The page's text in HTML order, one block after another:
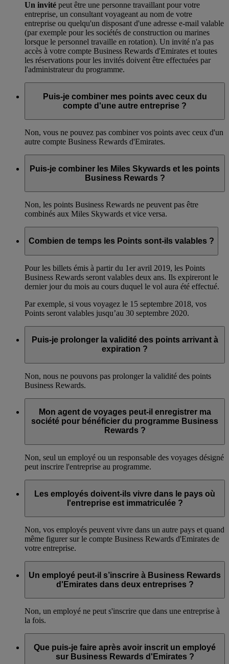
Un invité peut être une personne travaillant pour votre
entreprise, un consultant voyageant au nom de votre
entreprise ou quelqu'un disposant d'une adresse e-mail valable
(par exemple pour les sociétés de construction ou marines
lorsque le personnel travaille en rotation). Un invité n'a pas
accès à votre compte Business Rewards d'Emirates et toutes
les réservations pour les invités doivent être effectuées par
l'administrateur du programme.
Puis-je combiner mes points avec ceux du
compte d'une autre entreprise ?
Non, vous ne pouvez pas combiner vos points avec ceux d'un
autre compte Business Rewards d'Emirates.
Puis-je combiner les Miles Skywards et les points
Business Rewards ?
Non, les points Business Rewards ne peuvent pas être
combinés aux Miles Skywards et vice versa.
Combien de temps les Points sont-ils valables ?
Pour les billets émis à partir du 1er avril 2019, les Points
Business Rewards seront valables deux ans. Ils expireront le
dernier jour du mois au cours duquel le vol aura été effectué.
Par exemple, si vous voyagez le 15 septembre 2018, vos
Points seront valables jusqu’au 30 septembre 2020.
Puis-je prolonger la validité des points arrivant à
expiration ?
Non, nous ne pouvons pas prolonger la validité des points
Business Rewards.
Mon agent de voyages peut-il enregistrer ma
société pour bénéficier du programme Business
Rewards ?
Non, seul un employé ou un responsable des voyages désigné
peut inscrire l'entreprise au programme.
Les employés doivent-ils vivre dans le pays où
l'entreprise est immatriculée ?
Non, vos employés peuvent vivre dans un autre pays et quand
même figurer sur le compte Business Rewards d'Emirates de
votre entreprise.
Un employé peut-il s’inscrire à Business Rewards
d'Emirates dans deux entreprises ?
Non, un employé ne peut s'inscrire que dans une entreprise à
la fois.
Que puis-je faire après avoir inscrit un employé
sur Business Rewards d'Emirates ?